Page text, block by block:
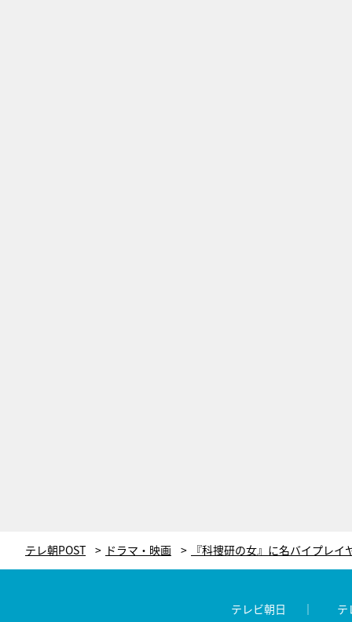
テレ朝POST ドラマ・映画
テレビ朝日 テ